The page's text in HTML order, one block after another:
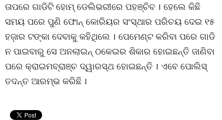
ତାପରେ ଗାଡିଟି ହୋମ୍ ଡେଲିଭରୀରେ ପହଞ୍ଚିବ । ହେଲେ କିଛି
ସମୟ ପରେ ପୁଣି ଫୋନ୍ କୋରିୟର ସଂସ୍ଥାର ପରିଚୟ ଦେଇ ୧୫
ହଜ଼ାର ଟଙ୍କା ଦେବାକୁ କହିଥିଲେ । ପେମେଣ୍ଟ କରିବା ପରେ ଗାଡି
ନ ପାଇବାରୁ ସେ ଅନଲାଇନ୍ ଠକେଇର ଶିକାର ହୋଇଛନ୍ତି ଜାଣିବା
ପରେ କ୍ରାଇମବ୍ରାଞ୍ଚ ଦ୍ୱାରସ୍ଥ ହୋଇଛନ୍ତି । ଏବେ ପୋଲିସ୍
ତଦନ୍ତ ଆରମ୍ଭ କରିଛି ।